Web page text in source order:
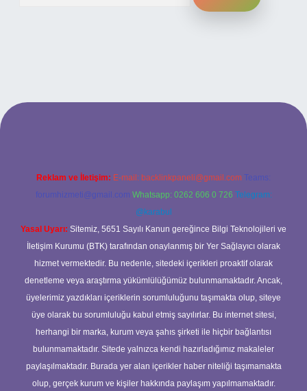
bahis
Reklam ve İletişim: E-mail: backlinkpaneli@gmail.com Teams:
forumhizmeti@gmail.com Whatsapp: 0262 606 0 726 Telegram:
@karabul
Yasal Uyarı: Sitemiz, 5651 Sayılı Kanun gereğince Bilgi Teknolojileri ve
İletişim Kurumu (BTK) tarafından onaylanmış bir Yer Sağlayıcı olarak
hizmet vermektedir. Bu nedenle, sitedeki içerikleri proaktif olarak
denetleme veya araştırma yükümlülüğümüz bulunmamaktadır. Ancak,
üyelerimiz yazdıkları içeriklerin sorumluluğunu taşımakta olup, siteye
üye olarak bu sorumluluğu kabul etmiş sayılırlar. Bu internet sitesi,
herhangi bir marka, kurum veya şahıs şirketi ile hiçbir bağlantısı
bulunmamaktadır. Sitede yalnızca kendi hazırladığımız makaleler
paylaşılmaktadır. Burada yer alan içerikler haber niteliği taşımamakta
olup, gerçek kurum ve kişiler hakkında paylaşım yapılmamaktadır.